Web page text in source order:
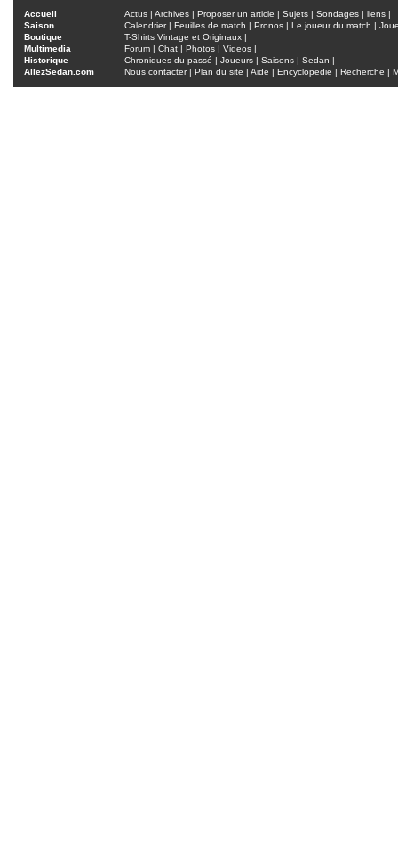
Accueil Actus | Archives | Proposer un article | Sujets | Sondages | liens |
Saison
Calendrier| Feuilles de match | Pronos | Le joueur du match |
Boutique
T-Shirts Vintage et Originaux |
Multimedia
Forum | Chat | Photos | Videos |
Historique
Chroniques du passé | Joueurs | Saisons | Sedan |
AllezSedan.com
Nous contacter| Plan du site | Aide | Encyclopedie | Recherche |